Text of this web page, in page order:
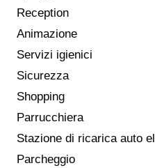
Reception
Animazione
Servizi igienici
Sicurezza
Shopping
Parrucchiera
Stazione di ricarica auto
Parcheggio